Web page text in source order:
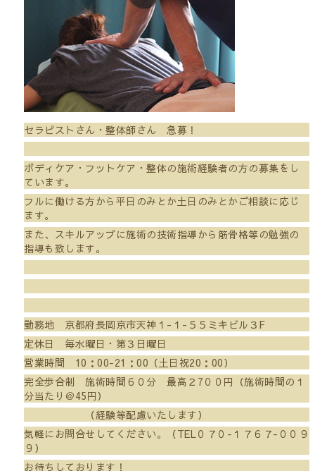
セラピストさん・整体師さん 急募！
ボディケア・フットケア・整体の施術経験者の方の募集をし
ています。
フルに働ける方から平日のみとか土日のみとかご相談に応じ
ます。
また、スキルアップに施術の技術指導から筋骨格等の勉強の
指導も致します。
勤務地 京都府長岡京市天神１-１-５５ミキビル３F
定休日 毎水曜日・第３日曜日
営業時間 10：00-21：00（土日祝20：00）
完全歩合制 施術時間６０分 最高２7００円（施術時間の１
分当たり＠45円）
（経験等配慮いたします）
気軽にお問合せしてください。（TEL０７０-１７６７-００９
９）
お待ちしております！